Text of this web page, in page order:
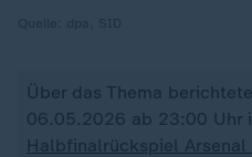
Über das Thema
06.05.2026 ab 23:00 Uhr
Halbfinalrückspiel